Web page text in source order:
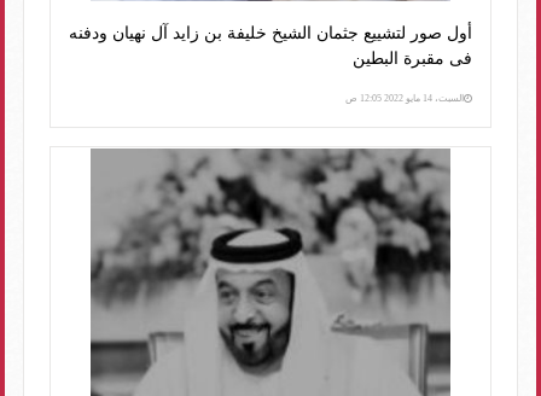
أول صور لتشييع جثمان الشيخ خليفة بن زايد آل نهيان ودفنه
فى مقبرة البطين
السبت، 14 مايو 2022 12:05 ص